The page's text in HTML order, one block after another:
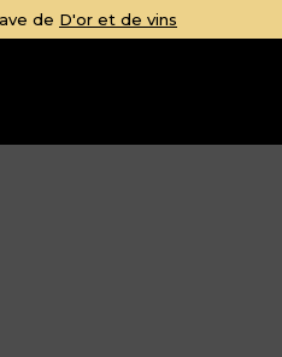
D'or et de vins